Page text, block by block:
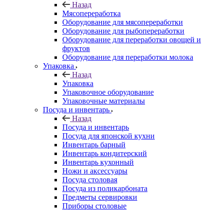
Назад
Мясопереработка
Оборудование для мясопереработки
Оборудование для рыбопереработки
Оборудование для переработки овощей и
фруктов
Оборудование для переработки молока
Упаковка
Назад
Упаковка
Упаковочное оборудование
Упаковочные материалы
Посуда и инвентарь
Назад
Посуда и инвентарь
Посуда для японской кухни
Инвентарь барный
Инвентарь кондитерский
Инвентарь кухонный
Ножи и аксессуары
Посуда столовая
Посуда из поликарбоната
Предметы сервировки
Приборы столовые